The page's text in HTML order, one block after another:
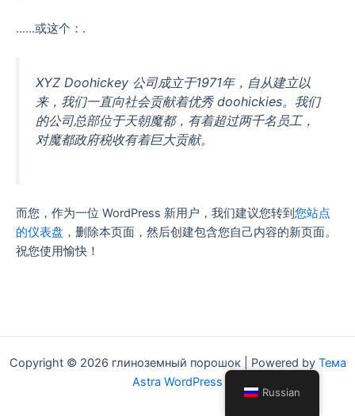
......或这个：.
XYZ Doohickey 公司成立于1971年，自从建立以
来，我们一直向社会贡献着优秀 doohickies。我们
的公司总部位于天朝魔都，有着超过两千名员工，
对魔都政府税收有着巨大贡献。
而您，作为一位 WordPress 新用户，我们建议您转到 您站点
的仪表盘 ，删除本页面，然后创建包含您自己内容的新页面。
祝您使用愉快！
Copyright © 2026 глиноземный порошок | Powered by Тема
Astra WordPress
Russian